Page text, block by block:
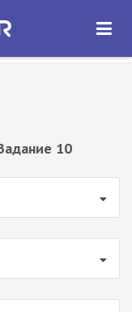
ОТКРЫТЬ
10